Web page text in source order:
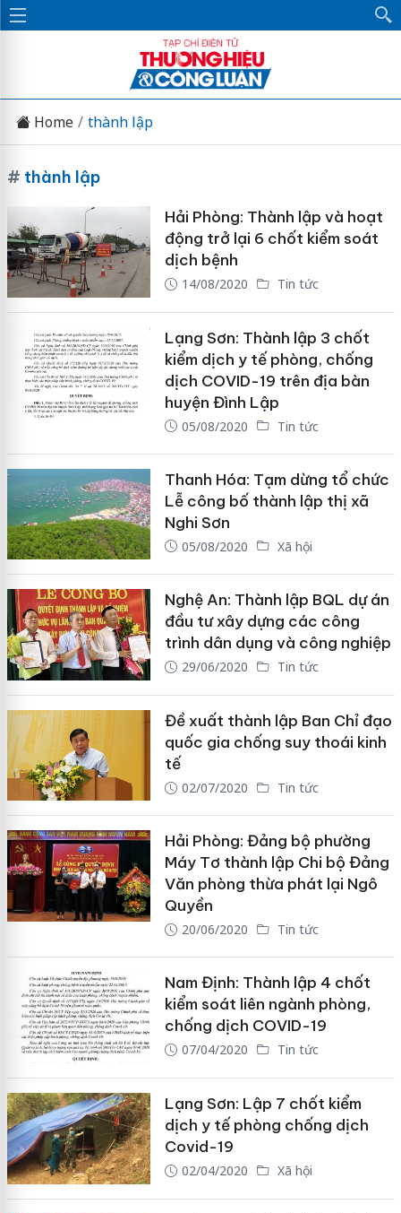
Home thành lập
# thành lập
Hải Phòng: Thành lập và hoạt
động trở lại 6 chốt kiểm soát
dịch bệnh
14/08/2020 Tin tức
Lạng Sơn: Thành lập 3 chốt
kiểm dịch y tế phòng, chống
dịch COVID-19 trên địa bàn
huyện Đình Lập
05/08/2020 Tin tức
Thanh Hóa: Tạm dừng tổ chức
Lễ công bố thành lập thị xã
Nghi Sơn
05/08/2020 Xã hội
Nghệ An: Thành lập BQL dự án
đầu tư xây dựng các công
trình dân dụng và công nghiệp
29/06/2020 Tin tức
Đề xuất thành lập Ban Chỉ đạo
quốc gia chống suy thoái kinh
tế
02/07/2020 Tin tức
Hải Phòng: Đảng bộ phường
Máy Tơ thành lập Chi bộ Đảng
Văn phòng thừa phát lại Ngô
Quyền
20/06/2020 Tin tức
Nam Định: Thành lập 4 chốt
kiểm soát liên ngành phòng,
chống dịch COVID-19
07/04/2020 Tin tức
Lạng Sơn: Lập 7 chốt kiểm
dịch y tế phòng chống dịch
Covid-19
02/04/2020 Xã hội